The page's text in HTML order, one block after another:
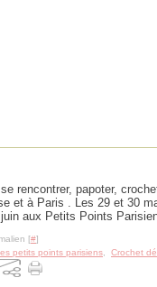
rencontrer, papoter,
et à Paris . Les 29 et 30
aux Petits Points
[#]
petits points parisiens Crochet